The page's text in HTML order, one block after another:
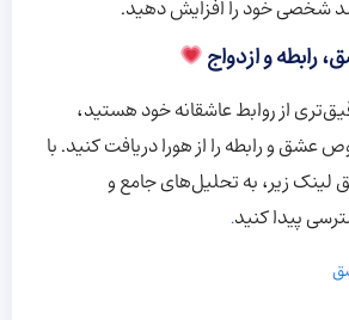
شخصی خود را افزایش دهید.
و ازدواج
از روابط عاشقانه خود هستید،
و رابطه را از هورا دریافت کنید. با
لینک زیر، به تحلیل‌های جامع و
پیدا کنید.